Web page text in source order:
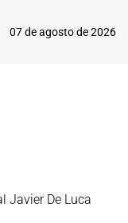
07 de agosto de 2026
Javier De Luca